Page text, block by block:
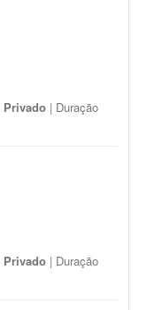
Privado | Duração
Privado | Duração